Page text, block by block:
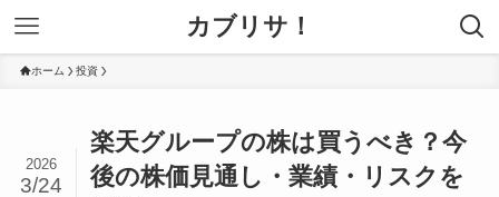
カブリサ！
ホーム 投資
楽天グループの株は買うべき？今
後の株価見通し・業績・リスクを
2026
3/24